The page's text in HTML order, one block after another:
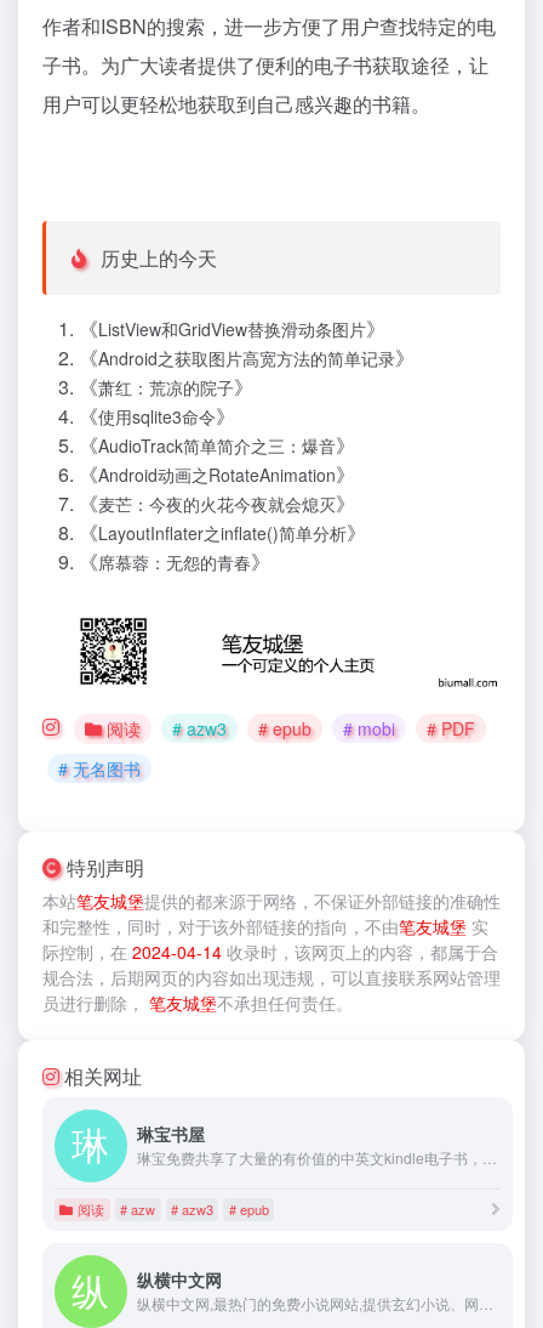
作者和ISBN的搜索，进一步方便了用户查找特定的电
子书。为广大读者提供了便利的电子书获取途径，让
用户可以更轻松地获取到自己感兴趣的书籍。
历史上的今天
《ListView和GridView替换滑动条图片》
《Android之获取图片高宽方法的简单记录》
《萧红：荒凉的院子》
《使用sqlite3命令》
《AudioTrack简单简介之三：爆音》
《Android动画之RotateAnimation》
《麦芒：今夜的火花今夜就会熄灭》
《LayoutInflater之inflate()简单分析》
《席慕蓉：无怨的青春》
阅读 # azw3 # epub # mobi
# PDF
# 无名图书
特别声明
本站笔友城堡提供的都来源于网络，不保证外部链接的准确性
和完整性，同时，对于该外部链接的指向，不由笔友城堡 实
际控制，在 2024-04-14 收录时，该网页上的内容，都属于合
规合法，后期网页的内容如出现违规，可以直接联系网站管理
员进行删除， 笔友城堡不承担任何责任。
相关网址
琳宝书屋
琳宝免费共享了大量的有价值的中英文kindle电子书，格式包括mobi,epub,azw,azw3。支持原版、多看kindle，所有电子书资料都可以免费下载，让我们一起在阅读中成长进步。
阅读 # azw # azw3 # epub
纵横中文网
纵横中文网,最热门的免费小说网站,提供玄幻小说、网游小说、言情小说、穿越小说、都市小说等免费小说在线阅读与下载。大神作品齐聚纵横,最新章节每日更新。